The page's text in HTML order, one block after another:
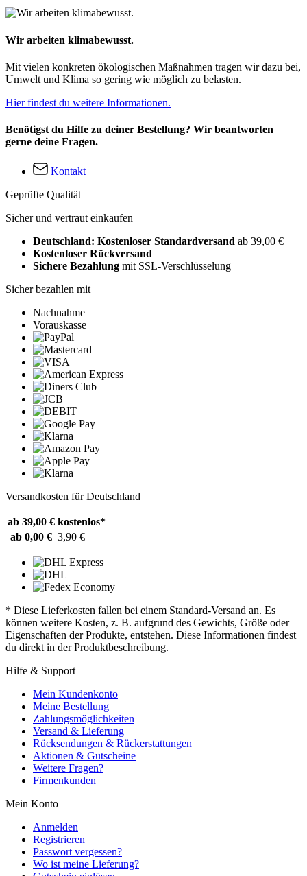
Wir arbeiten klimabewusst.
Mit vielen konkreten ökologischen Maßnahmen tragen wir dazu bei,
Umwelt und Klima so gering wie möglich zu belasten.
Hier findest du weitere Informationen.
Benötigst du Hilfe zu deiner Bestellung? Wir beantworten
gerne deine Fragen.
Kontakt
Geprüfte Qualität
Sicher und vertraut einkaufen
Deutschland: Kostenloser Standardversand ab 39,00 €
Kostenloser Rückversand
Sichere Bezahlung mit SSL-Verschlüsselung
Sicher bezahlen mit
Nachnahme
Vorauskasse
Versandkosten für Deutschland
ab 39,00 € kostenlos*
ab 0,00 € 3,90 €
* Diese Lieferkosten fallen bei einem Standard-Versand an. Es
können weitere Kosten, z. B. aufgrund des Gewichts, Größe oder
Eigenschaften der Produkte, entstehen. Diese Informationen findest
du direkt in der Produktbeschreibung.
Hilfe & Support
Mein Kundenkonto
Meine Bestellung
Zahlungsmöglichkeiten
Versand & Lieferung
Rücksendungen & Rückerstattungen
Aktionen & Gutscheine
Weitere Fragen?
Firmenkunden
Mein Konto
Anmelden
Registrieren
Passwort vergessen?
Wo ist meine Lieferung?